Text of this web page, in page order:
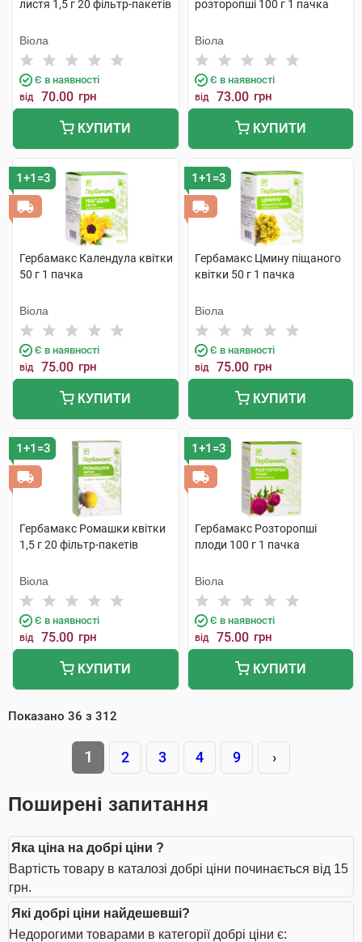
листя 1,5 г 20 фільтр-пакетів
Віола
Є в наявності
від 70.00 грн
КУПИТИ
розторопші 100 г 1 пачка
Віола
Є в наявності
від 73.00 грн
КУПИТИ
1+1=3
Гербамакс Календула квітки
50 г 1 пачка
Віола
Є в наявності
від 75.00 грн
КУПИТИ
1+1=3
Гербамакс Цмину піщаного
квітки 50 г 1 пачка
Віола
Є в наявності
від 75.00 грн
КУПИТИ
1+1=3
Гербамакс Ромашки квітки
1,5 г 20 фільтр-пакетів
Віола
Є в наявності
від 75.00 грн
КУПИТИ
1+1=3
Гербамакс Розторопші
плоди 100 г 1 пачка
Віола
Є в наявності
від 75.00 грн
КУПИТИ
Показано 36 з 312
1 2 3 4 9 ›
Поширені запитання
Яка ціна на добрі ціни ?
Вартість товару в каталозі добрі ціни починається від 15
грн.
Які добрі ціни найдешевші?
Недорогими товарами в категорії добрі ціни є: